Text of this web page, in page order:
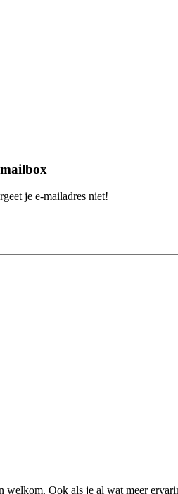
je e-mailadres niet!
welkom. Ook als je al wat meer